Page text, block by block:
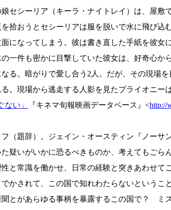
セシーリア（キーラ・ナイトレイ）は、屋
拾おうとセシーリアは服を脱いで水に飛び
になってしまう。彼は書き直した手紙を彼
一件も密かに目撃していた彼女は、好奇心
る。暗がりで愛し合う2人。だが、その現場
。現場から逃走する人影を見たブライオニ
ない」 『キネマ旬報映画データベース』<http://
（題辞）。ジェイン・オースティン『ノーサ
た疑いがいかに恐るべきものか、考えてもご
と常識を働かせ、日常の経験と突きあわせ
かされて、この国で知れわたらないという
とがあらゆる事柄を暴露するこの国で？ ミ